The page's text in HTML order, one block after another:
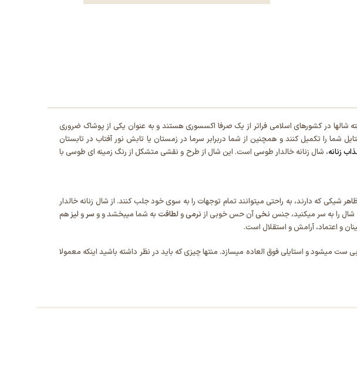
شالها در کشورهای اسلامی فراتر از یک صرفا اکسسوری هستند و به عنوان یکی از پوشاک ضروری
شما را تکمیل کنند و همچنین از شما دربرابر سرما در زمستان یا تابش نور آفتاب در تابستان
زنانه، شال زنانه خالدار طوسی است. این شال از طرح و نقشی متشکل از رنگ زمینه ای طوسی با
شیکی که دارند، به راحتی میتوانند تمام توجهات را به سوی خود جلب کنند. از شال زنانه خالدار
شال را به سر میکنید، جنس نخیآن حس خوبی از نرمیو لطافت به شما میبخشد و و سرو لیزهم
و اعتماد، آرامش و استقلال است.
میشود و استایلی فوق العاده میسازد. منتها چیزی که باید در نظر داشته باشید اینکه معمولا